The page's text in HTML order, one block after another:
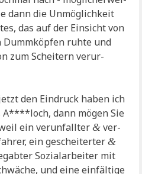
dann die Unmög­lich­keit
das auf der Ein­sicht von
ruh­te und
zum Schei­tern ver­ur­
den Ein­druck haben ich
dann mögen Sie
ein ver­un­fall­ter& ver­
ein geschei­ter­ter&
Sozi­al­ar­bei­ter mit
und eine ein­fäl­ti­ge